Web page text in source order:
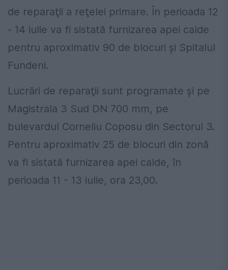
de reparaţii a reţelei primare. În perioada 12
- 14 iulie va fi sistată furnizarea apei calde
pentru aproximativ 90 de blocuri şi Spitalul
Fundeni.
Lucrări de reparaţii sunt programate şi pe
Magistrala 3 Sud DN 700 mm, pe
bulevardul Corneliu Coposu din Sectorul 3.
Pentru aproximativ 25 de blocuri din zonă
va fi sistată furnizarea apei calde, în
perioada 11 - 13 iulie, ora 23,00.